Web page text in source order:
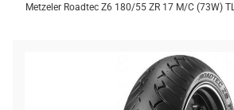
Metzeler Roadtec Z6 180/55 ZR 17 M/C (73W)